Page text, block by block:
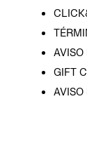
AVISO
GIFT
AVISO